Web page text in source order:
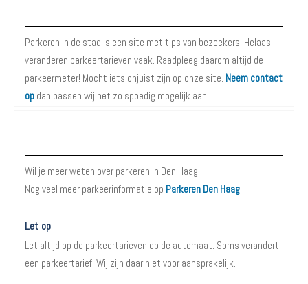
Parkeren in de stad is een site met tips van bezoekers. Helaas
veranderen parkeertarieven vaak. Raadpleeg daarom altijd de
parkeermeter! Mocht iets onjuist zijn op onze site. Neem contact
op dan passen wij het zo spoedig mogelijk aan.
Wil je meer weten over parkeren in Den Haag
Nog veel meer parkeerinformatie op Parkeren Den Haag
Let op
Let altijd op de parkeertarieven op de automaat. Soms verandert
een parkeertarief. Wij zijn daar niet voor aansprakelijk.